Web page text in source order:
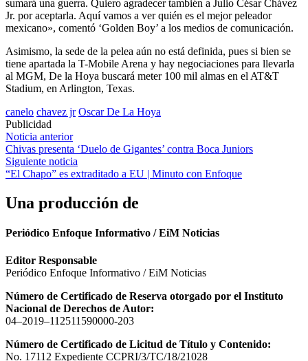
sumará una guerra. Quiero agradecer también a Julio César Chávez
Jr. por aceptarla. Aquí vamos a ver quién es el mejor peleador
mexicano», comentó ‘Golden Boy’ a los medios de comunicación.
Asimismo, la sede de la pelea aún no está definida, pues si bien se
tiene apartada la T-Mobile Arena y hay negociaciones para llevarla
al MGM, De la Hoya buscará meter 100 mil almas en el AT&T
Stadium, en Arlington, Texas.
canelo chavez jr Oscar De La Hoya
Publicidad
Navegación
de
entradas
Noticia anterior
Chivas presenta ‘Duelo de Gigantes’ contra Boca Juniors
Siguiente noticia
“El Chapo” es extraditado a EU | Minuto con Enfoque
Una producción de
Periódico Enfoque Informativo / EiM Noticias
Editor Responsable
Periódico Enfoque Informativo / EiM Noticias
Número de Certificado de Reserva otorgado por el Instituto
Nacional de Derechos de Autor:
04–2019–112511590000-203
Número de Certificado de Licitud de Título y Contenido:
No. 17112 Expediente CCPRI/3/TC/18/21028